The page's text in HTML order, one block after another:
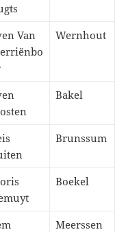
Van
Wernhout
Bakel
Brunssum
Boekel
Meerssen